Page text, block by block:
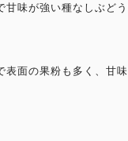
味が強い種なしぶど
面の果粉も多く、甘